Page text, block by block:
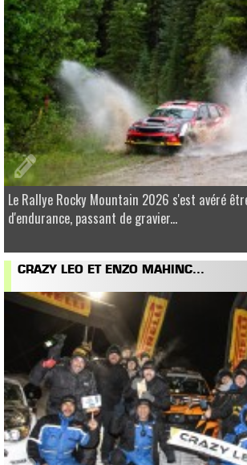
Le Rallye Rocky Mountain 2026 s'est avéré
d'endurance, passant de gravier...
CRAZY LEO ET ENZO MAHINC...